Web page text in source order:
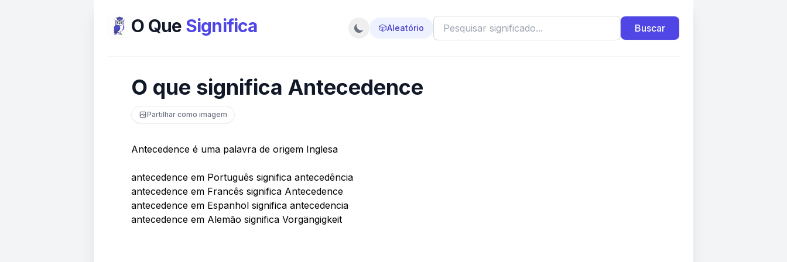
O Que Significa 🎲Aleatório Buscar
O que significa Antecedence
Partilhar como imagem
Antecedence é uma palavra de origem Inglesa
antecedence em Português significa antecedência
antecedence em Francês significa Antecedence
antecedence em Espanhol significa antecedencia
antecedence em Alemão significa Vorgängigkeit